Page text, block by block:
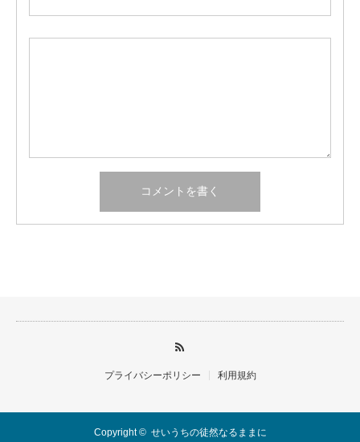
プライバシーポリシー 利用規約
Copyright © せいうちの徒然なるままに